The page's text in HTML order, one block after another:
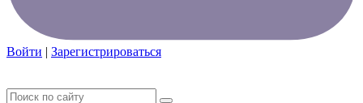
Войти | Зарегистрироваться